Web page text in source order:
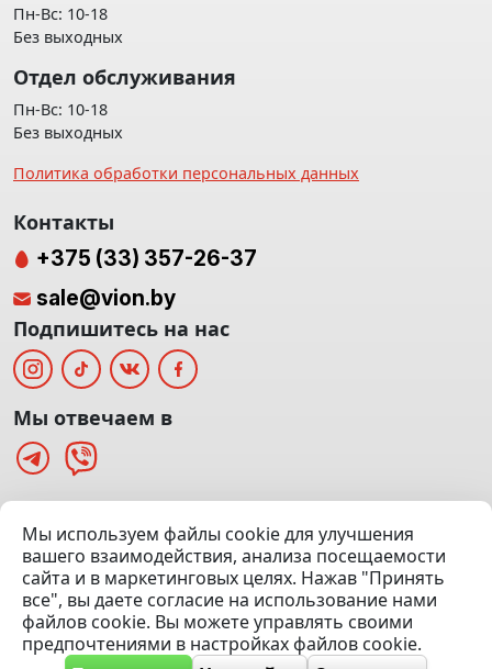
(Офис: 5 этаж | Осмотр авто: 5 этаж)
Посмотреть на карте
© 2020 — 2026 VION.BY — Продажа, выкуп и обмен | УНП
192961100 |Эвакуатор Минск
Пн-Вс: 10-18
Без выходных
Отдел обслуживания
Пн-Вс: 10-18
Без выходных
Политика обработки персональных данных
Мы используем файлы cookie для улучшения
вашего взаимодействия, анализа посещаемости
сайта и в маркетинговых целях. Нажав "Принять
все", вы даете согласие на использование нами
файлов cookie. Вы можете управлять своими
предпочтениями в настройках файлов cookie.
Контакты
+375 (33) 357-26-37
sale@vion.by
Подпишитесь на нас
Мы отвечаем в